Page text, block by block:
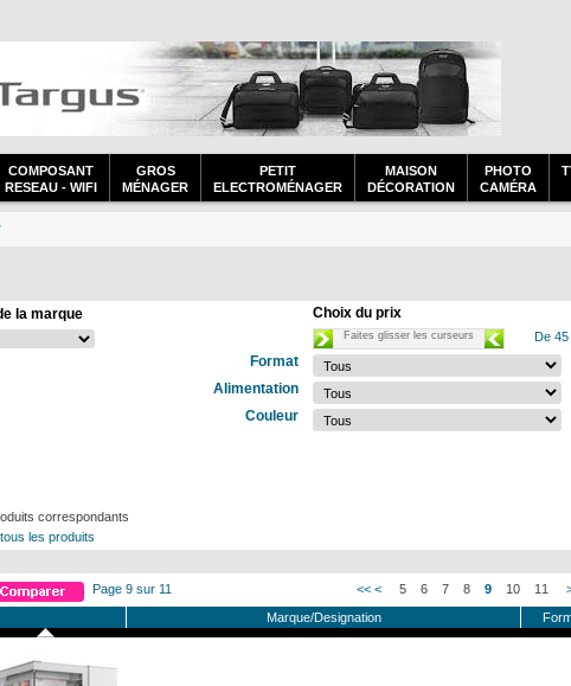
COMPOSANT
RESEAU - WIFI
GROS
MÉNAGER
PETIT
ELECTROMÉNAGER
MAISON
DÉCORATION
PHOTO
CAMÉRA
la marque Choix du prix
Faites glisser les curseurs De 45
Format
Alimentation
Couleur
correspondants
les produits
Page 9 sur 11 << < 5 6 7 8 9 10 11
Marque/Designation